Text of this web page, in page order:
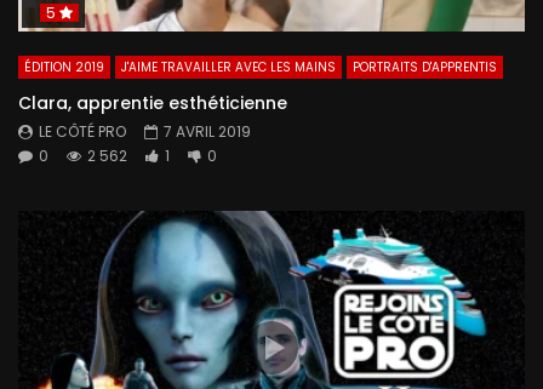
5
ÉDITION 2019 J'AIME TRAVAILLER AVEC LES MAINS PORTRAITS D'APPRENTIS
Clara, apprentie esthéticienne
LE CÔTÉ PRO
7 AVRIL 2019
0
2 562 1 0